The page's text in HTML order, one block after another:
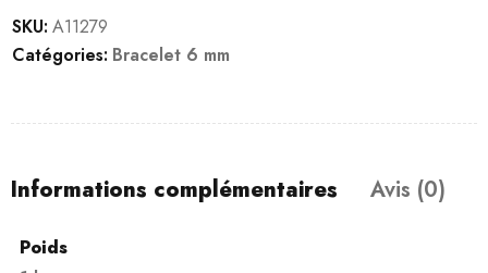
SKU: A11279
Catégories: Bracelet 6 mm
Informations complémentaires Avis (0)
Poids